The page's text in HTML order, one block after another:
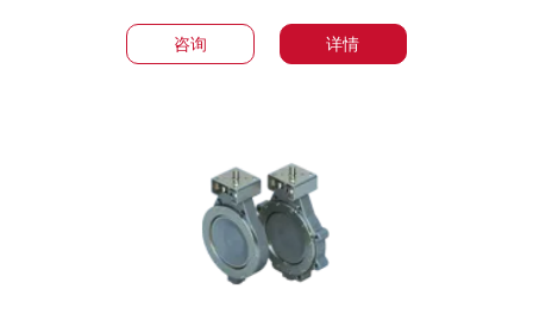
咨询 详情